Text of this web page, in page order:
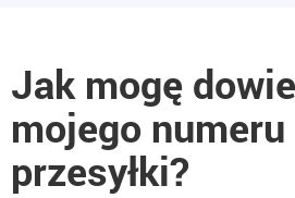
Jak mogę
mojego numeru
przesyłki?